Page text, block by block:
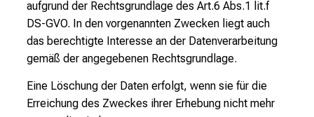
aufgrund der Rechtsgrundlage des Art.6 Abs.1 lit.f
DS-GVO. In den vorgenannten Zwecken liegt auch
das berechtigte Interesse an der Datenverarbeitung
gemäß der angegebenen Rechtsgrundlage.
Eine Löschung der Daten erfolgt, wenn sie für die
Erreichung des Zweckes ihrer Erhebung nicht mehr